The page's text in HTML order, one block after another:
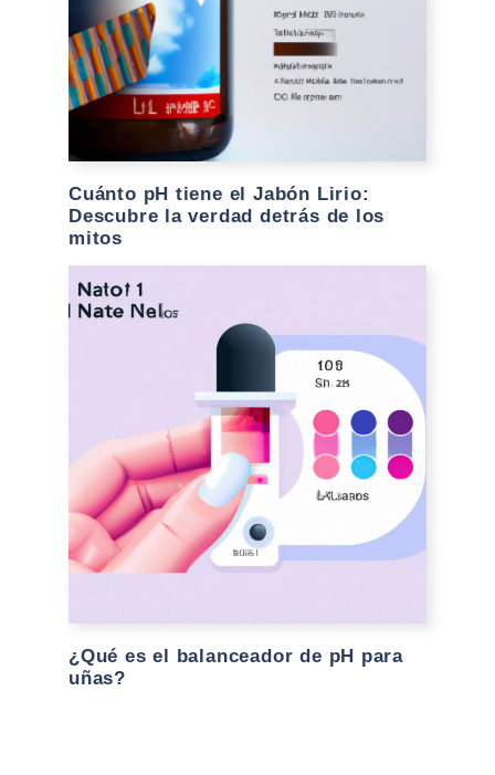
Cuánto pH tiene el Jabón Lirio:
Descubre la verdad detrás de los
mitos
¿Qué es el balanceador de pH para
uñas?